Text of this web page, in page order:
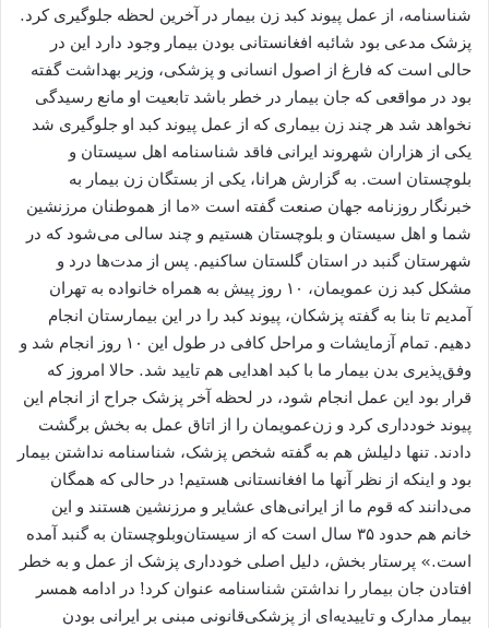
شناسنامه، از عمل پیوند کبد زن بیمار در آخرین لحظه جلوگیری کرد.
پزشک مدعی بود شائبه افغانستانی بودن بیمار وجود دارد این در
حالی است که فارغ از اصول انسانی و پزشکی، وزیر بهداشت گفته
بود در مواقعی که جان بیمار در خطر باشد تابعیت او مانع رسیدگی
نخواهد شد هر چند زن بیماری که از عمل پیوند کبد او جلوگیری شد
یکی از هزاران شهروند ایرانی فاقد شناسنامه اهل سیستان و
بلوچستان است. به گزارش هرانا، یکی از بستگان زن بیمار به
خبرنگار روزنامه جهان صنعت گفته است «ما از هموطنان مرزنشین
شما و اهل سیستان و بلوچستان هستیم و چند سالی می‌شود که در
شهرستان گنبد در استان گلستان ساکنیم. پس از مدت‌ها درد و
مشکل کبد زن عمویمان، ۱۰ روز پیش به همراه خانواده به تهران
آمدیم تا بنا به گفته پزشکان، پیوند کبد را در این بیمارستان انجام
دهیم. تمام آزمایشات و مراحل کافی در طول این ۱۰ روز انجام شد و
وفق‌پذیری بدن بیمار ما با کبد اهدایی هم تایید شد. حالا امروز که
قرار بود این عمل انجام شود، در لحظه آخر پزشک جراح از انجام این
پیوند خودداری کرد و زن‌عمویمان را از اتاق عمل به بخش برگشت
دادند. تنها دلیلش هم به گفته شخص پزشک، شناسنامه نداشتن بیمار
بود و اینکه از نظر آنها ما افغانستانی هستیم! در حالی که همگان
می‌دانند که قوم ما از ایرانی‌های عشایر و مرزنشین هستند و این
خانم هم حدود ۳۵ سال است که از سیستان‌و‌بلوچستان به گنبد آمده
است.» پرستار بخش، دلیل اصلی خودداری پزشک از عمل و به خطر
افتادن جان بیمار را نداشتن شناسنامه عنوان کرد! در ادامه همسر
بیمار مدارک و تاییدیه‌ای از پزشکی‌قانونی مبنی بر ایرانی بودن